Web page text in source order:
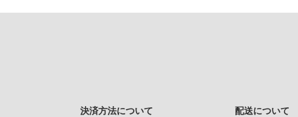
決済方法について 配送について